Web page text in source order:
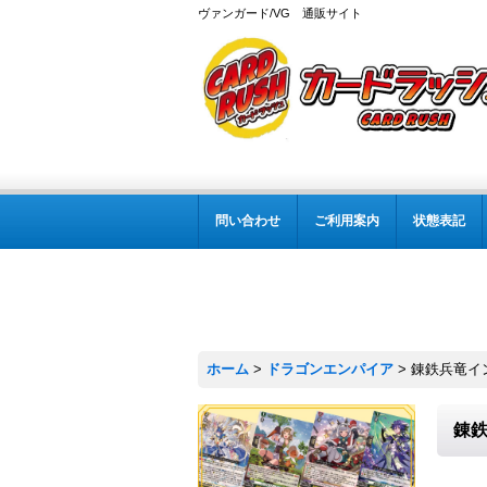
ヴァンガード/VG 通販サイト
問い合わせ ご利用案内 状態表記
ホーム > ドラゴンエンパイア > 錬鉄兵竜イ
錬